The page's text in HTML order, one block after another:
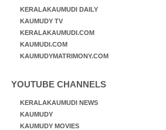
KERALAKAUMUDI DAILY
KAUMUDY TV
KERALAKAUMUDI.COM
KAUMUDI.COM
KAUMUDYMATRIMONY.COM
YOUTUBE CHANNELS
KERALAKAUMUDI NEWS
KAUMUDY
KAUMUDY MOVIES